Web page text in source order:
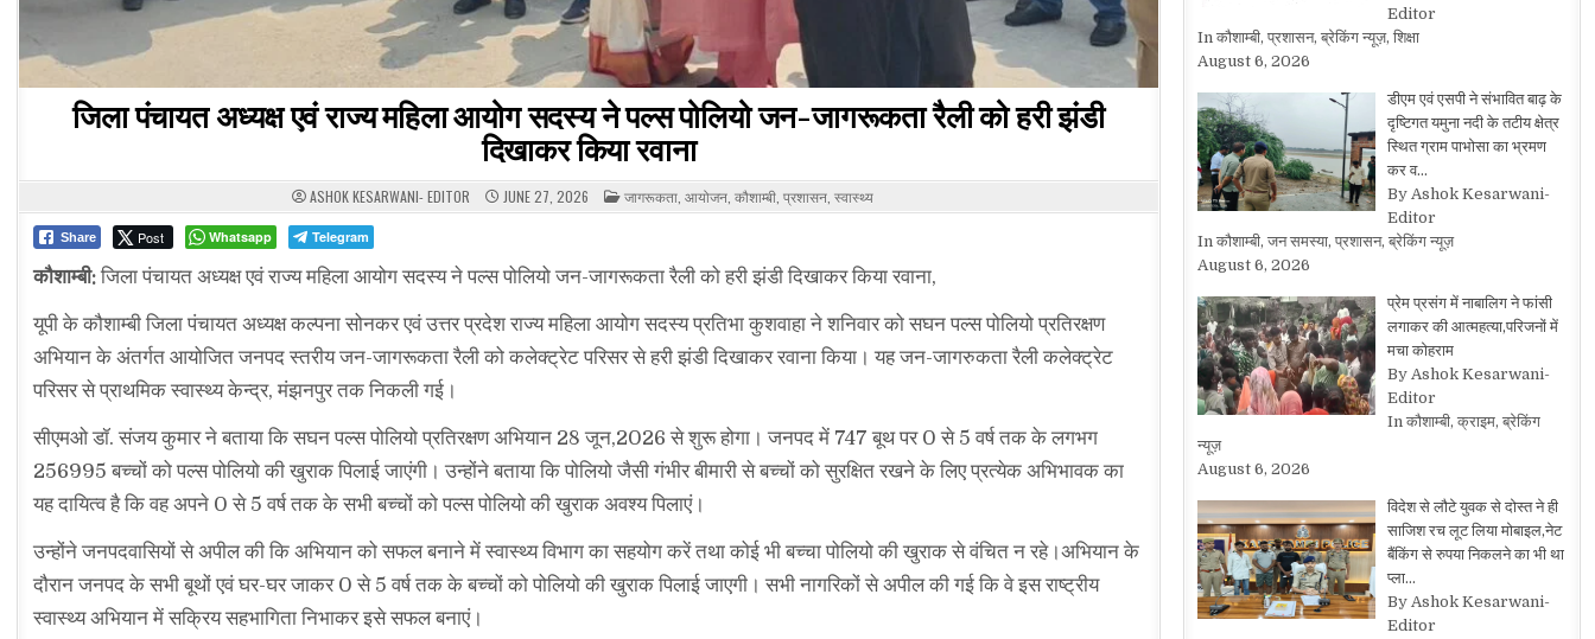
जिला पंचायत अध्यक्ष एवं राज्य महिला आयोग सदस्य ने पल्स पोलियो जन-जागरूकता रैली को हरी झंडी
दिखाकर किया रवाना
ASHOK KESARWANI- EDITOR JUNE 27, 2026 POSTED
IN
जागरूकता आयोजन कौशाम्बी प्रशासन स्वास्थ्य
Share Post Whatsapp Telegram
कौशाम्बी:जिला पंचायत अध्यक्ष एवं राज्य महिला आयोग सदस्य ने पल्स पोलियो जन-जागरूकता रैली को हरी झंडी दिखाकर किया रवाना,
यूपी के कौशाम्बी जिला पंचायत अध्यक्ष कल्पना सोनकर एवं उत्तर प्रदेश राज्य महिला आयोग सदस्य प्रतिभा कुशवाहा ने शनिवार को सघन पल्स पोलियो प्रतिरक्षण
अभियान के अंतर्गत आयोजित जनपद स्तरीय जन-जागरूकता रैली को कलेक्ट्रेट परिसर से हरी झंडी दिखाकर रवाना किया। यह जन-जागरुकता रैली कलेक्ट्रेट
परिसर से प्राथमिक स्वास्थ्य केन्द्र, मंझनपुर तक निकली गई।
सीएमओ डॉ. संजय कुमार ने बताया कि सघन पल्स पोलियो प्रतिरक्षण अभियान 28 जून,2026 से शुरू होगा। जनपद में 747 बूथ पर 0 से 5 वर्ष तक के लगभग
256995 बच्चों को पल्स पोलियो की खुराक पिलाई जाएंगी। उन्होंने बताया कि पोलियो जैसी गंभीर बीमारी से बच्चों को सुरक्षित रखने के लिए प्रत्येक अभिभावक का
यह दायित्व है कि वह अपने 0 से 5 वर्ष तक के सभी बच्चों को पल्स पोलियो की खुराक अवश्य पिलाएं।
उन्होंने जनपदवासियों से अपील की कि अभियान को सफल बनाने में स्वास्थ्य विभाग का सहयोग करें तथा कोई भी बच्चा पोलियो की खुराक से वंचित न रहे।अभियान के
दौरान जनपद के सभी बूथों एवं घर-घर जाकर 0 से 5 वर्ष तक के बच्चों को पोलियो की खुराक पिलाई जाएगी। सभी नागरिकों से अपील की गई कि वे इस राष्ट्रीय
स्वास्थ्य अभियान में सक्रिय सहभागिता निभाकर इसे सफल बनाएं।
Editor
In कौशाम्बी, प्रशासन, ब्रेकिंग न्यूज़, शिक्षा
August 6, 2026
डीएम एवं एसपी ने संभावित बाढ़ के
दृष्टिगत यमुना नदी के तटीय क्षेत्र
स्थित ग्राम पाभोसा का भ्रमण
कर व…
By Ashok Kesarwani-
Editor
In कौशाम्बी, जन समस्या, प्रशासन, ब्रेकिंग न्यूज़
August 6, 2026
प्रेम प्रसंग में नाबालिग ने फांसी
लगाकर की आत्महत्या,परिजनों में
मचा कोहराम
By Ashok Kesarwani-
Editor
In कौशाम्बी, क्राइम, ब्रेकिंग
न्यूज़
August 6, 2026
विदेश से लौटे युवक से दोस्त ने ही
साजिश रच लूट लिया मोबाइल,नेट
बैंकिंग से रुपया निकलने का भी था
प्ला…
By Ashok Kesarwani-
Editor